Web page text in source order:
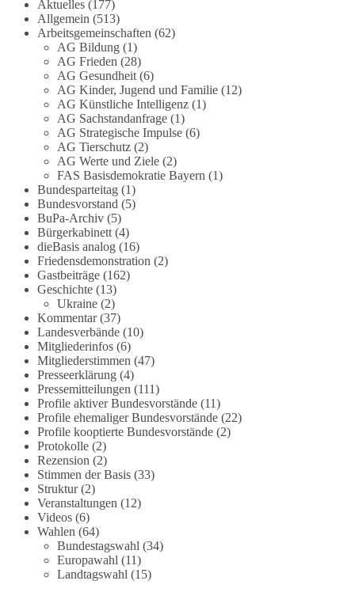
aufgearbeitet.
Auch in Deutschland warten viele Menschen bis
heute auf Antworten:
❓ Wie wurden politische Entscheidungen
getroffen?
❓ Welche Maßnahmen waren notwendig und
welche nicht?
❓Und wer übernimmt die Verantwortung für die
massiven Folgen für Kinder, Familien,
Unternehmen und das Vertrauen in unseren
Rechtsstaat?
🟩🟩🟦🟦🟥🟥🟧🟧
Eine demokratische Gesellschaft lebt nicht davon,
unbequeme Fragen zu vermeiden. Sie lebt davon,
Fragen offen zu stellen und transparent zu
beantworten.
dieBasis fordert deshalb weiterhin eine
unabhängige, vollständige und transparente
Aufarbeitung der Corona-Politik. Ohne
Denkverbote, ohne Vorverurteilungen und ohne
Tabus.
Quellen:https://apnews.com/article/fauci-diaries-
covid-origins-rand-paul-
6b25da9f75a0becbaf2886ab22643e67
https://www.tichyseinblick.de/kolumnen/aus-aller-
welt/usa-tagebuch-fauci-corona-impfung/
#dieBasis #Corona #Aufarbeitung
#Vertrauen
Aktuelles(177)
Allgemein (513)
Arbeitsgemeinschaften (62)
AG Bildung(1)
AG Frieden (28)
AG Gesundheit(6)
AG Kinder, Jugend und Familie(12)
AG Künstliche Intelligenz(1)
AG Sachstandanfrage(1)
AG Strategische Impulse(6)
AG Tierschutz(2)
AG Werte und Ziele(2)
FAS Basisdemokratie Bayern (1)
Bundesparteitag(1)
Bundesvorstand (5)
BuPa-Archiv(5)
Bürgerkabinett(4)
dieBasis analog(16)
Friedensdemonstration (2)
Gastbeiträge(162)
Geschichte(13)
Ukraine(2)
Kommentar(37)
Landesverbände(10)
Mitgliederinfos(6)
Mitgliederstimmen (47)
Presseerklärung(4)
Pressemitteilungen (111)
Profile aktiver Bundesvorstände(11)
Profile ehemaliger Bundesvorstände(22)
Profile kooptierte Bundesvorstände(2)
Protokolle(2)
Rezension (2)
Stimmen der Basis(33)
Struktur(2)
Veranstaltungen (12)
Videos(6)
Wahlen (64)
Bundestagswahl (34)
Europawahl (11)
Landtagswahl (15)